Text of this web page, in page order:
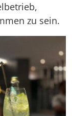
zu sein.